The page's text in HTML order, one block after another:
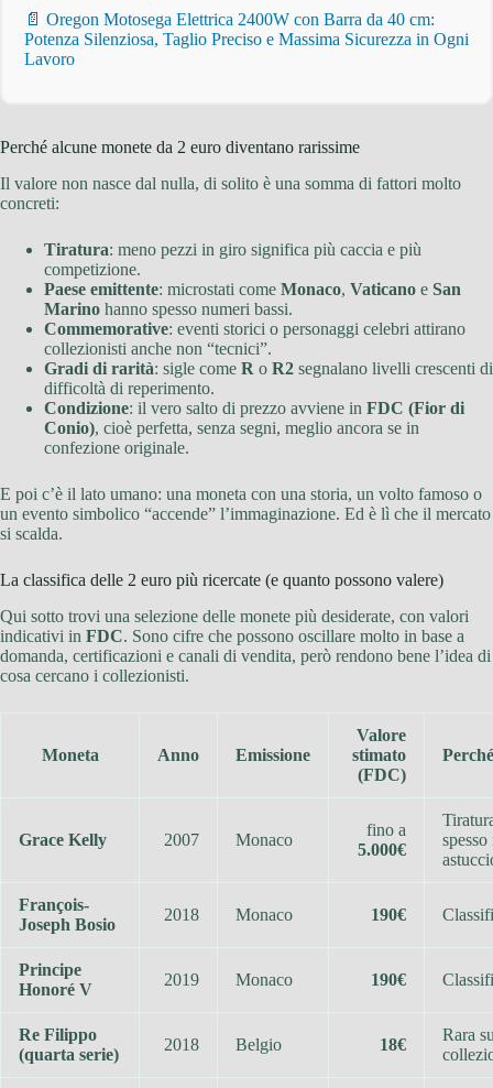
📄 Oregon Motosega Elettrica 2400W con Barra da 40 cm:
Potenza Silenziosa, Taglio Preciso e Massima Sicurezza in Ogni
Lavoro
Perché alcune monete da 2 euro diventano rarissime
Il valore non nasce dal nulla, di solito è una somma di fattori molto
concreti:
Tiratura: meno pezzi in giro significa più caccia e più
competizione.
Paese emittente: microstati come Monaco, Vaticano e San
Marino hanno spesso numeri bassi.
Commemorative: eventi storici o personaggi celebri attirano
collezionisti anche non “tecnici”.
Gradi di rarità: sigle come R o R2 segnalano livelli crescenti di
difficoltà di reperimento.
Condizione: il vero salto di prezzo avviene in FDC (Fior di
Conio), cioè perfetta, senza segni, meglio ancora se in
confezione originale.
E poi c’è il lato umano: una moneta con una storia, un volto famoso o
un evento simbolico “accende” l’immaginazione. Ed è lì che il mercato
si scalda.
La classifica delle 2 euro più ricercate (e quanto possono valere)
Qui sotto trovi una selezione delle monete più desiderate, con valori
indicativi in FDC. Sono cifre che possono oscillare molto in base a
domanda, certificazioni e canali di vendita, però rendono bene l’idea di
cosa cercano i collezionisti.
Moneta Anno Emissione
Valore
stimato
(FDC)
Grace Kelly 2007 Monaco
fino a
5.000€
spesso
François-
Joseph Bosio
2018 Monaco 190€
Principe
Honoré V
2019 Monaco 190€
Re Filippo
(quarta serie)
2018 Belgio 18€
Rara